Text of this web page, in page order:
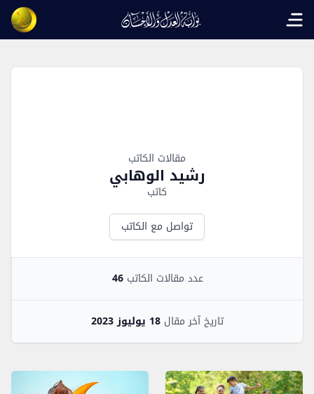
Open main menu
مقالات الكاتب
رشيد الوهابي
كاتب
تواصل مع الكاتب
عدد مقالات الكاتب 46
تاريخ آخر مقال 18 يوليوز 2023